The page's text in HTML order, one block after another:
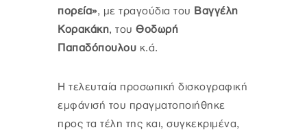
πορεία», με τραγούδια του Βαγγέλη
Κορακάκη, του Θοδωρή
Παπαδόπουλου κ.ά.
Η τελευταία προσωπική δισκογραφική
εμφάνισή του πραγματοποιήθηκε
προς τα τέλη της και, συγκεκριμένα,